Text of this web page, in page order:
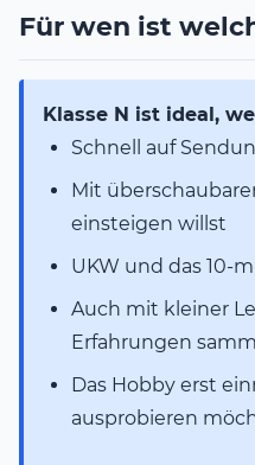
Für wen ist
Klasse N ist ideal,
Schnell auf
Mit
einsteigen willst
UKW und das 10-
Auch mit kleiner
Erfahrungen
Das Hobby erst
ausprobieren